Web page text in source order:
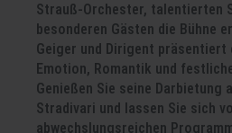
Strauß-Orchester, talentierten
besonderen Gästen die Bühne
Geiger und Dirigent präsentiert
Emotion, Romantik und
Genießen Sie seine Darbietung
Stradivari und lassen Sie sich
abwechslungsreichen